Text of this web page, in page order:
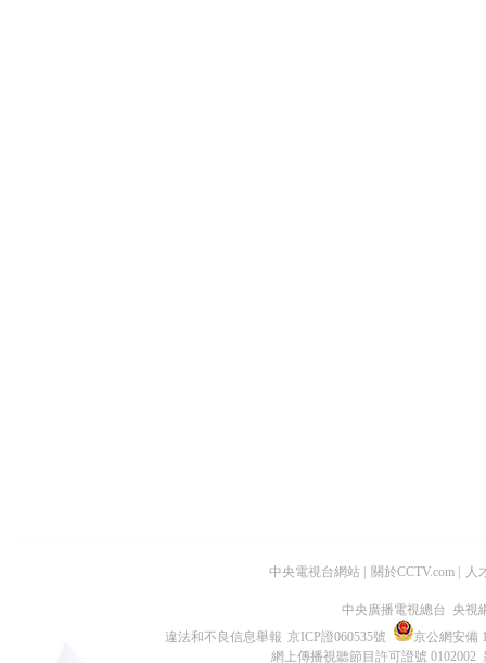
中央電視台網站 關於CCTV.com 人
中央廣播電視總台 央視
違法和不良信息舉報 京ICP證060535號
京公網安備
網上傳播視聽節目許可證號 0102002